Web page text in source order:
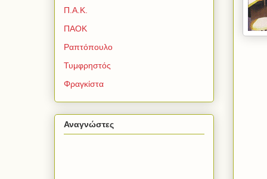
Π.Α.Κ.
ΠΑΟΚ
Ραπτόπουλο
Τυμφρηστός
Φραγκίστα
Αναγνώστες